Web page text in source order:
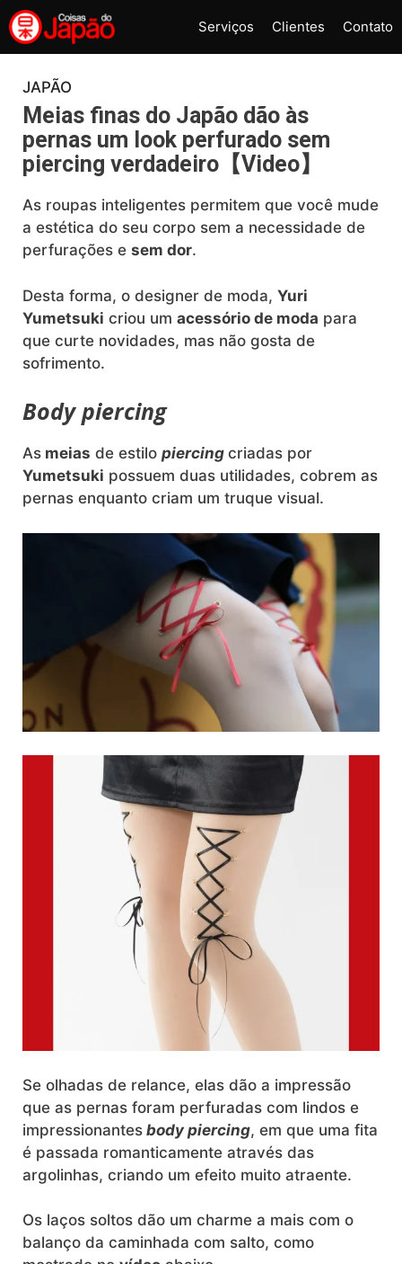
Pular
para
o
conteúdo
Serviços Clientes Contato
JAPÃO
Meias finas do Japão dão às
pernas um look perfurado sem
piercing verdadeiro【Video】
As roupas inteligentes permitem que você mude
a estética do seu corpo sem a necessidade de
perfurações e sem dor.
Desta forma, o designer de moda, Yuri
Yumetsuki criou um acessório de moda para
que curte novidades, mas não gosta de
sofrimento.
Body piercing
As meias de estilo piercing criadas por
Yumetsuki possuem duas utilidades, cobrem as
pernas enquanto criam um truque visual.
Se olhadas de relance, elas dão a impressão
que as pernas foram perfuradas com lindos e
impressionantes body piercing, em que uma fita
é passada romanticamente através das
argolinhas, criando um efeito muito atraente.
Os laços soltos dão um charme a mais com o
balanço da caminhada com salto, como